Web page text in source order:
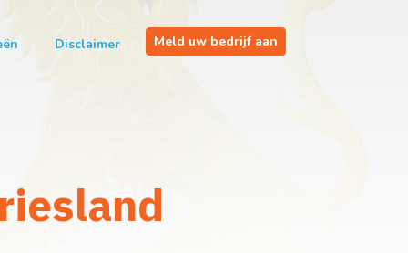
Disclaimer Meld uw bedrijf aan